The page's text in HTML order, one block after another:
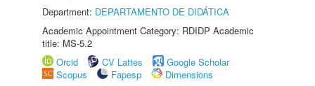
Department: DEPARTAMENTO DE DIDÁTICA
Academic Appointment Category: RDIDP Academic
title: MS-5.2
Orcid
CV Lattes
Google Scholar
Scopus
Fapesp
Dimensions